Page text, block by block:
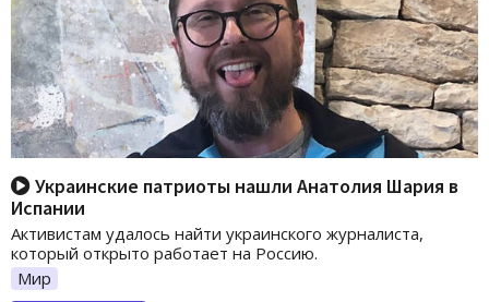
Украинские патриоты нашли Анатолия Шария в
Испании
Активистам удалось найти украинского журналиста,
который открыто работает на Россию.
Мир